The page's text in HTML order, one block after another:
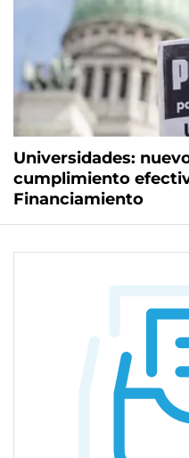
Universidades:
cumplimiento
Financiamiento